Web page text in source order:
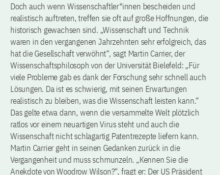
Doch auch wenn Wissenschaftler*innen bescheiden und
realistisch auftreten, treffen sie oft auf große Hoffnungen, die
historisch gewachsen sind. „Wissenschaft und Technik
waren in den vergangenen Jahrzehnten sehr erfolgreich, das
hat die Gesellschaft verwöhnt“, sagt Martin Carrier, der
Wissenschaftsphilosoph von der Universität Bielefeld: „Für
viele Probleme gab es dank der Forschung sehr schnell auch
Lösungen. Da ist es schwierig, mit seinen Erwartungen
realistisch zu bleiben, was die Wissenschaft leisten kann.“
Das gelte etwa dann, wenn die versammelte Welt plötzlich
ratlos vor einem neuartigen Virus steht und auch die
Wissenschaft nicht schlagartig Patentrezepte liefern kann.
Martin Carrier geht in seinen Gedanken zurück in die
Vergangenheit und muss schmunzeln. „Kennen Sie die
Anekdote von Woodrow Wilson?“, fragt er: Der US Präsident